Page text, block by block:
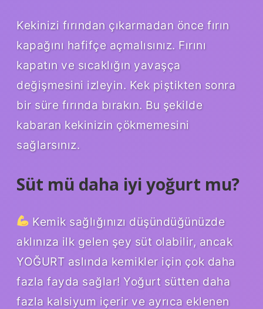
Kekinizi fırından çıkarmadan önce fırın
kapağını hafifçe açmalısınız. Fırını
kapatın ve sıcaklığın yavaşça
değişmesini izleyin. Kek piştikten sonra
bir süre fırında bırakın. Bu şekilde
kabaran kekinizin çökmemesini
sağlarsınız.
Süt mü daha iyi yoğurt mu?
Kemik sağlığınızı düşündüğünüzde
aklınıza ilk gelen şey süt olabilir, ancak
YOĞURT aslında kemikler için çok daha
fazla fayda sağlar! Yoğurt sütten daha
fazla kalsiyum içerir ve ayrıca eklenen